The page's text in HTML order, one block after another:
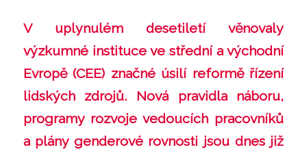
V uplynulém desetiletí věnovaly
výzkumné instituce ve střední a východní
Evropě (CEE) značné úsilí reformě řízení
lidských zdrojů. Nová pravidla náboru,
programy rozvoje vedoucích pracovníků
a plány genderové rovnosti jsou dnes již